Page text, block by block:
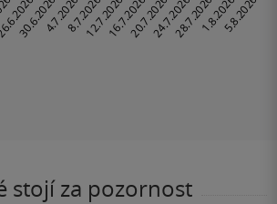
stojí za pozornost